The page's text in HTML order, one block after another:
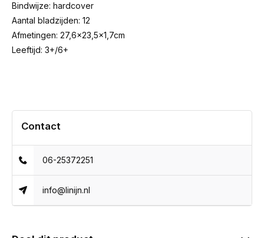
Bindwijze: hardcover
Aantal bladzijden: 12
Afmetingen: 27,6x23,5x1,7cm
Leeftijd: 3+/6+
Contact
06-25372251
info@linijn.nl